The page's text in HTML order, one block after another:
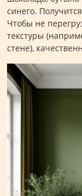
синего.
Чтобы не
текстуры
стене),